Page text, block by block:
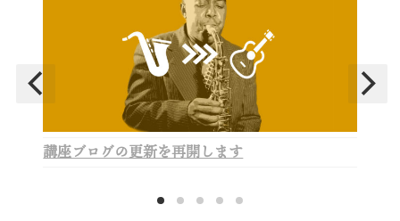
講座ブログの更新を再開します